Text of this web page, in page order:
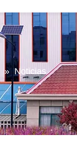
» Noticias